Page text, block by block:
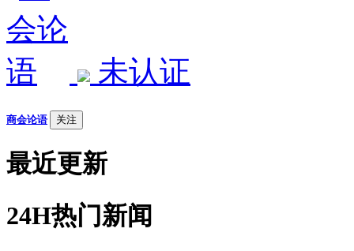
未认证
商会论语 关注
最近更新
24H热门新闻